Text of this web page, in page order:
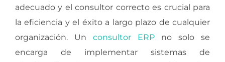
adecuado y el consultor correcto es crucial para
la eficiencia y el éxito a largo plazo de cualquier
organización. Un consultor ERP no solo se
encarga de implementar sistemas de